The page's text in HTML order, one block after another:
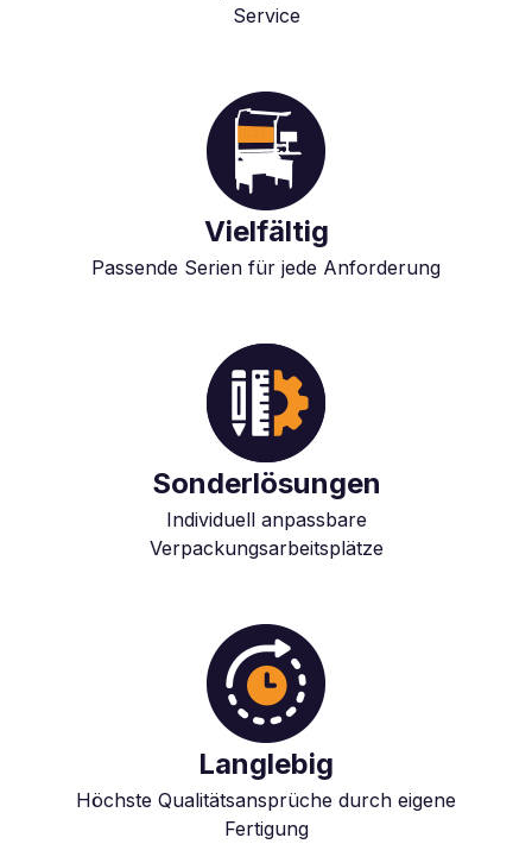
Service
Vielfältig
Passende Serien für jede Anforderung
Sonderlösungen
Individuell anpassbare
Verpackungsarbeitsplätze
Langlebig
Höchste Qualitätsansprüche durch eigene
Fertigung